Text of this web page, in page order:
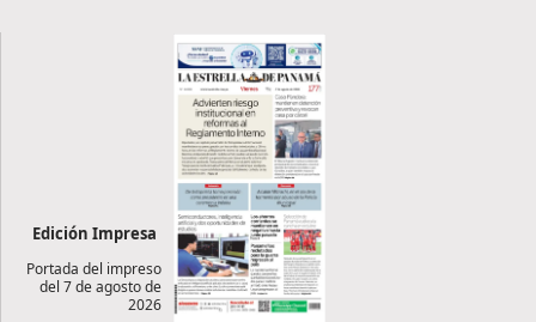
Edición Impresa
Portada del impreso
del 7 de agosto de
2026